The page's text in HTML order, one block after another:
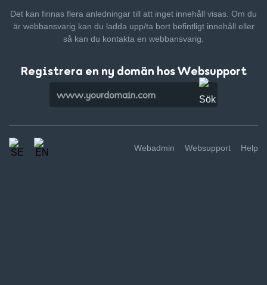
Det kan finnas flera anledningar till att inget innehåll visas. Om du
är webbansvarig kan du ladda upp/ta bort befintligt innehåll eller
så kan du kontakta en webbansvarig.
Registrera en ny domän hos Websupport
Webadmin Websupport Help